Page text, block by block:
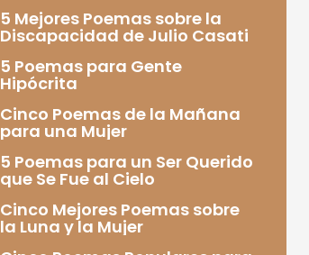
5 Mejores Poemas sobre la
Discapacidad de Julio Casati
5 Poemas para Gente
Hipócrita
Cinco Poemas de la Mañana
para una Mujer
5 Poemas para un Ser Querido
que Se Fue al Cielo
Cinco Mejores Poemas sobre
la Luna y la Mujer